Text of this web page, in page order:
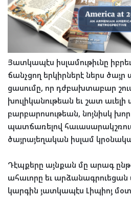
Յատկապէս իսլամութիւնը
ճանչցող երկիրներէ ներս ծայր
ցասումը, որ դժբախտաբար
խուլիկանութեան եւ շատ
բարբարոսութեան, նոյնիսկ
պատճառելով
ծայրայեղական իսլամ
Դէպքերը այնքան մը արագ
ահաւորը եւ արձանագրուեցան
կարգին յատկապէս Լիպիոյ